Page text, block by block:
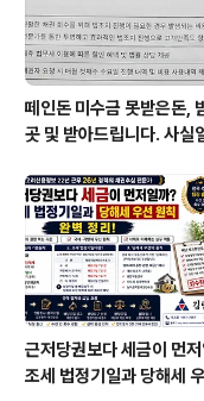
떼인돈 미수금 못받은돈,
곳 및 받아드립니다. 사실
근저당권보다 세금이 먼
조세 법정기일과 당해세